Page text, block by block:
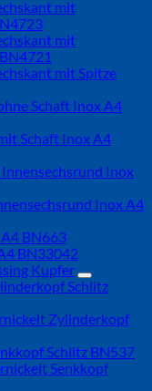
mit
mit
mit Spitze
Schaft Inox A4
Schaft Inox A4
Inox
Inox A4
BN663
BN33042
Kupfer
Schlitz
Zylinderkopf
Schlitz BN537
Senkkopf